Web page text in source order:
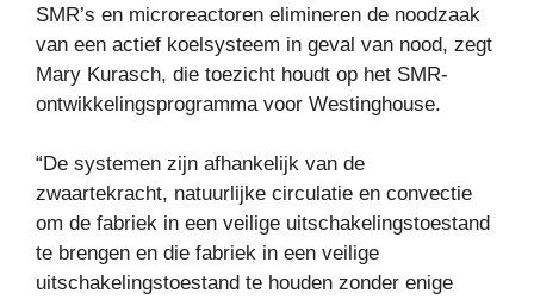
SMR’s en microreactoren elimineren de noodzaak
van een actief koelsysteem in geval van nood, zegt
Mary Kurasch, die toezicht houdt op het SMR-
ontwikkelingsprogramma voor Westinghouse.
“De systemen zijn afhankelijk van de
zwaartekracht, natuurlijke circulatie en convectie
om de fabriek in een veilige uitschakelingstoestand
te brengen en die fabriek in een veilige
uitschakelingstoestand te houden zonder enige